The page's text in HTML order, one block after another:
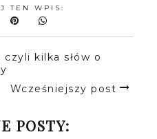
TEN WPIS:
czyli kilka słów o
Wcześniejszy post
POSTY: